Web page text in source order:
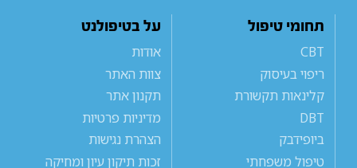
תחומי טיפול
CBT
ריפוי בעיסוק
קלינאות תקשורת
DBT
ביופידבק
טיפול משפחתי
על בטיפולנט
אודות
צוות האתר
תקנון אתר
מדיניות פרטיות
הצהרת נגישות
זכות תיקון עיון ומחיקה